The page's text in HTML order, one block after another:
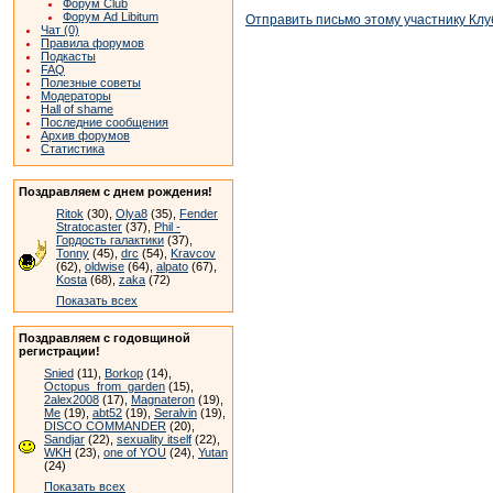
Форум Club
Форум Ad Libitum
Чат (0)
Правила форумов
Подкасты
FAQ
Полезные советы
Модераторы
Hall of shame
Последние сообщения
Архив форумов
Статистика
Поздравляем с днем рождения!
Ritok (30), Olya8 (35), Fender
Stratocaster (37), Phil -
Гордость галактики (37),
Tonny (45), drc (54), Kravcov
(62), oldwise (64), alpato (67),
Kosta (68), zaka (72)
Показать всех
Поздравляем с годовщиной
регистрации!
Snied (11), Borkop (14),
Octopus_from_garden (15),
2alex2008 (17), Magnateron (19),
Me (19), abt52 (19), Seralvin (19),
DISCO COMMANDER (20),
Sandjar (22), sexuality itself (22),
WKH (23), one of YOU (24), Yutan
(24)
Показать всех
Отправить письмо этому участнику